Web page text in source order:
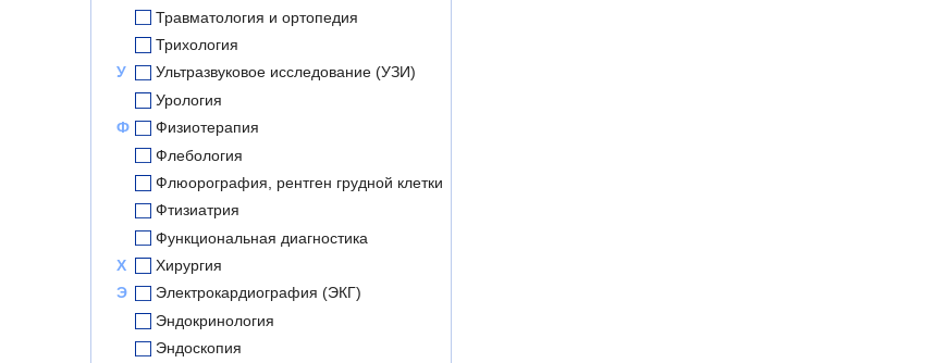
Травматология и ортопедия
Трихология
У
Ультразвуковое исследование (УЗИ)
Урология
Ф
Физиотерапия
Флебология
Флюорография, рентген грудной клетки
Фтизиатрия
Функциональная диагностика
Х
Хирургия
Э
Электрокардиография (ЭКГ)
Эндокринология
Эндоскопия